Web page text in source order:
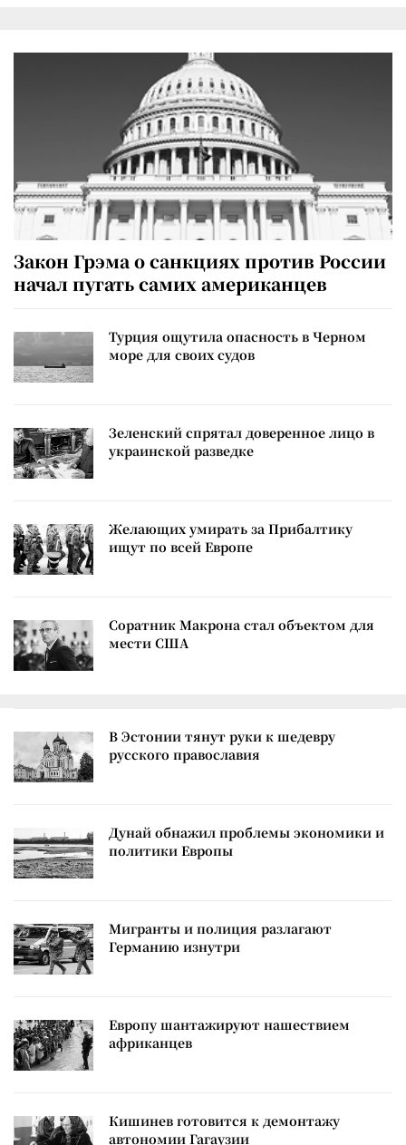
Закон Грэма о санкциях против России
начал пугать самих американцев
Турция ощутила опасность в Черном
море для своих судов
Зеленский спрятал доверенное лицо в
украинской разведке
Желающих умирать за Прибалтику
ищут по всей Европе
Соратник Макрона стал объектом для
мести США
В Эстонии тянут руки к шедевру
русского православия
Дунай обнажил проблемы экономики и
политики Европы
Мигранты и полиция разлагают
Германию изнутри
Европу шантажируют нашествием
африканцев
Кишинев готовится к демонтажу
автономии Гагаузии